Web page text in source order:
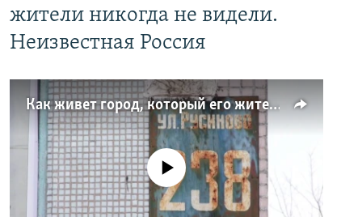
жители никогда не видели.
Неизвестная Россия
Как живет город, который его жители никогда не видели. Неизвестная Россия
No media source currently available